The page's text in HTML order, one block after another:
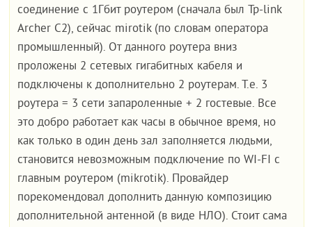
соединение с 1Гбит роутером (сначала был Tp-link
Archer C2), сейчас mirotik (по словам оператора
промышленный). От данного роутера вниз
проложены 2 сетевых гигабитных кабеля и
подключены к дополнительно 2 роутерам. Т.е. 3
роутера = 3 сети запароленные + 2 гостевые. Все
это добро работает как часы в обычное время, но
как только в один день зал заполняется людьми,
становится невозможным подключение по WI-FI с
главным роутером (mikrotik). Провайдер
порекомендовал дополнить данную композицию
дополнительной антенной (в виде НЛО). Стоит сама